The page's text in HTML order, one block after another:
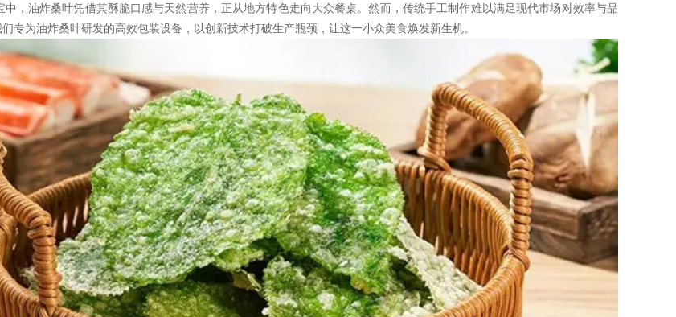
中，油炸桑叶凭借其酥脆口感与天然营养，正从地方特色走向大众餐桌。然而，传统手工制作难以满足现代市场对效率与品
专为油炸桑叶研发的高效包装设备，以创新技术打破生产瓶颈，让这一小众美食焕发新生机。